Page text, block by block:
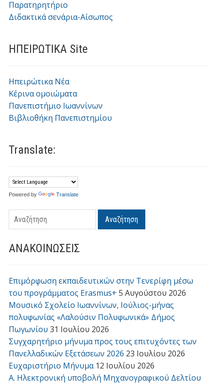
Παρατηρητήριο
Διδακτικά σενάρια-Αίσωπος
ΗΠΕΙΡΩΤΙΚΑ Site
Ηπειρώτικα Νέα
Κέρινα ομοιώματα
Πανεπιστήμιο Ιωαννίνων
Βιβλιοθήκη Πανεπιστημίου
Translate:
Powered by Translate
Αναζήτηση
ΑΝΑΚΟΙΝΩΣΕΙΣ
Επιμόρφωση εκπαιδευτικών στην Τενερίφη μέσω
του προγράμματος Erasmus+ 5 Αυγούστου 2026
Μουσικό Σχολείο Ιωαννίνων, Ιούλιος-μήνας
πολυφωνίας «Λαλούσιν Πολυφωνικά» Δήμος
Πωγωνίου 31 Ιουλίου 2026
Συγχαρητήριο μήνυμα προς τους επιτυχόντες των
Πανελλαδικών Εξετάσεων 2026 23 Ιουλίου 2026
Ευχαριστήριο Μήνυμα 12 Ιουλίου 2026
Α. Ηλεκτρονική υποβολή Μηχανογραφικού Δελτίου